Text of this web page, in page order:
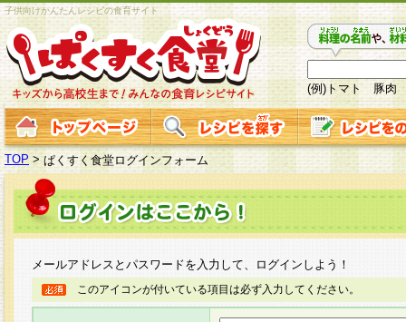
子供向けかんたんレシピの食育サイト
(例)トマト 豚肉
TOP > ぱくすく食堂ログインフォーム
メールアドレスとパスワードを入力して、ログインしよう！
このアイコンが付いている項目は必ず入力してください。